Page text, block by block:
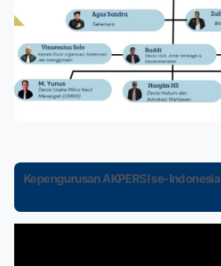
Kepengurusan AKPERSI se-Indonesia